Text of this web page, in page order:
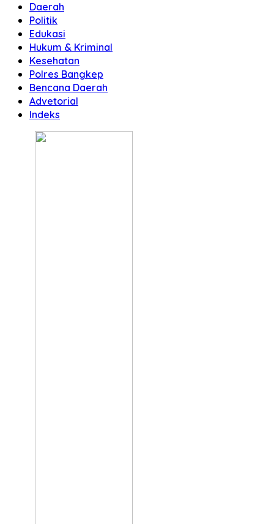
Daerah
Politik
Edukasi
Hukum & Kriminal
Kesehatan
Polres Bangkep
Bencana Daerah
Advetorial
Indeks